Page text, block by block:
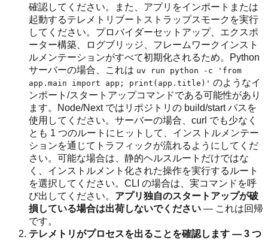
確認してください。また、アプリをインポートまたは
起動するテレメトリブートストラップスモークを実行
してください。プロバイダーセットアップ、エクスポ
ーター構築、ログブリッジ、フレームワークインスト
ルメンテーションがすべて初期化されるため。Python
サーバーの場合、これは uv run python -c 'from
app.main import app; print(app.title)' のようなイ
ンポート/スタートアップコマンドである可能性があり
ます。Node/Next ではリポジトリの build/start パスを
使用してください。サーバーの場合、curl でも少なく
とも 1 つのルートにヒットして、インストルメンテー
ションを通じてトラフィックが流れるようにしてくだ
さい。可能な場合は、静的ヘルスルートだけではな
く、インストルメント化された操作を実行するルート
を選択してください。CLI の場合は、実コマンドを呼
び出してください。 アプリ独自のスタートアップが破
損している場合は出荷しないでください — これは回帰
です。
テレメトリがプロセスを出ることを確認します — 3 つ